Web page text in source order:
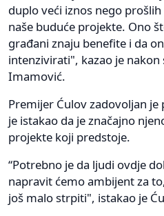
duplo veći iznos nego
naše buduće projekte. Ono
građani znaju benefite i da
intenzivirati", kazao je
Imamović.
Premijer Ćulov zadovoljan je
je istakao da je značajno
projekte koji predstoje.
“Potrebno je da ljudi ovdje
napravit ćemo ambijent za
još malo strpiti", istakao je